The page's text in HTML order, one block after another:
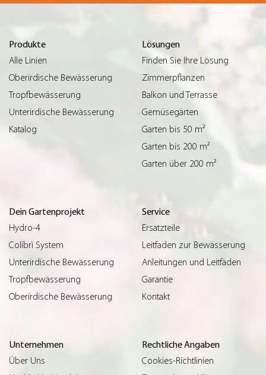
Produkte
Alle Linien
Oberirdische Bewässerung
Tropfbewässerung
Unterirdische Bewässerung
Katalog
Lösungen
Finden Sie Ihre Lösung
Zimmerpflanzen
Balkon und Terrasse
Gemüsegärten
Garten bis 50 m²
Garten bis 200 m²
Garten über 200 m²
Dein Gartenprojekt
Hydro-4
Colibrì System
Unterirdische Bewässerung
Tropfbewässerung
Oberirdische Bewässerung
Service
Ersatzteile
Leitfaden zur Bewässerung
Anleitungen und Leitfäden
Garantie
Kontakt
Unternehmen
Über Uns
Rechtliche Angaben
Cookies-Richtlinien